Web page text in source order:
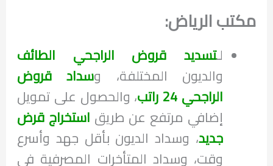
مكتب الرياض:
لـتسديد قروض الراجحي الطائف
والديون المختلفة، وسداد قروض
الراجحي 24 راتب
، والحصول على تمويل
إضافي مرتفع عن طريق استخراج قرض
جديد، وسداد الديون بأقل جهد وأسرع
وقت، وسداد المتأخرات المصرفية في